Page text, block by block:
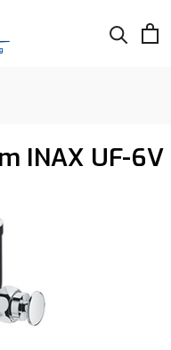
INAX UF-6V